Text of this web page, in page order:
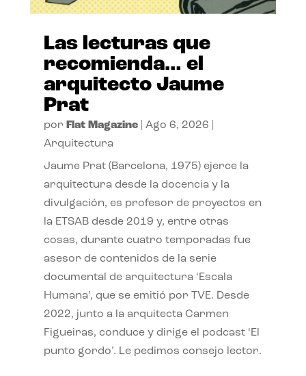
Las lecturas que
recomienda… el
arquitecto Jaume
Prat
por Flat Magazine| Ago 6, 2026
Arquitectura
Jaume Prat (Barcelona, 1975) ejerce la
arquitectura desde la docencia y la
divulgación, es profesor de proyectos en
la ETSAB desde 2019 y, entre otras
cosas, durante cuatro temporadas fue
asesor de contenidos de la serie
documental de arquitectura ‘Escala
Humana’, que se emitió por TVE. Desde
2022, junto a la arquitecta Carmen
Figueiras, conduce y dirige el podcast ‘El
punto gordo’. Le pedimos consejo lector.